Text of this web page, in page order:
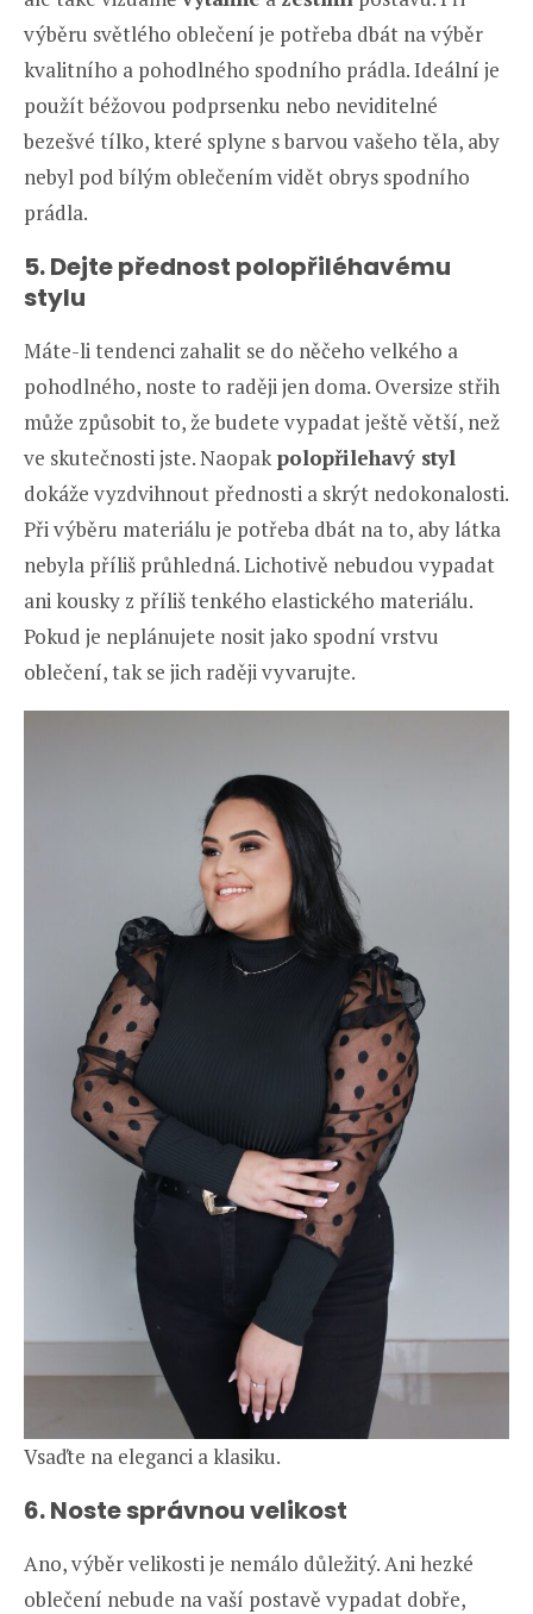
výběru světlého oblečení je potřeba dbát na výběr
kvalitního a pohodlného spodního prádla. Ideální je
použít béžovou podprsenku nebo neviditelné
bezešvé tílko, které splyne s barvou vašeho těla, aby
nebyl pod bílým oblečením vidět obrys spodního
prádla.
5. Dejte přednost polopřiléhavému
stylu
Máte-li tendenci zahalit se do něčeho velkého a
pohodlného, noste to raději jen doma. Oversize střih
může způsobit to, že budete vypadat ještě větší, než
ve skutečnosti jste. Naopakpolopřilehavý styl
dokáže vyzdvihnout přednosti a skrýt nedokonalosti.
Při výběru materiálu je potřeba dbát na to, aby látka
nebyla příliš průhledná. Lichotivě nebudou vypadat
ani kousky z příliš tenkého elastického materiálu.
Pokud je neplánujete nosit jako spodní vrstvu
oblečení, tak se jich raději vyvarujte.
Vsaďte na eleganci a klasiku.
6. Noste správnou velikost
Ano, výběr velikosti je nemálo důležitý. Ani hezké
oblečení nebude na vaší postavě vypadat dobře,